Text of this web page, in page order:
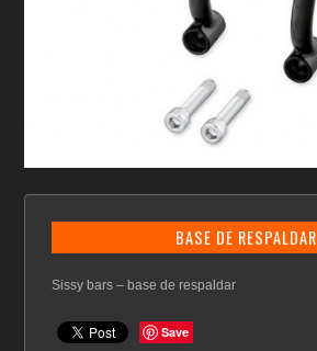
BASE DE RESPALDAR
Sissy bars – base de respaldar
Save